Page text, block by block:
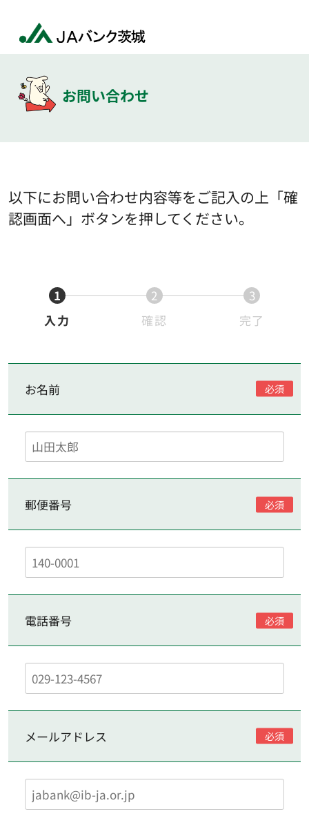
お問い合わせ
以下にお問い合わせ内容等をご記入の上「確
認画面へ」ボタンを押してください。
1
入力
2
確認
3
完了
お名前
郵便番号
電話番号
メールアドレス